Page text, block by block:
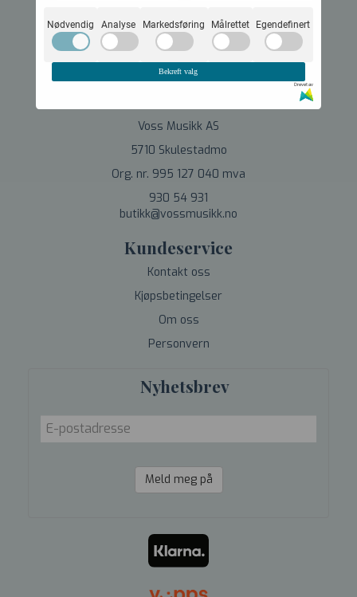
© 2026 Voss Musikk AS - Powered byMystore.no
Voss Musikk AS
5710 Skulestadmo
Org. nr. 995 127 040 mva
930 54 931
butikk@vossmusikk.no
Kundeservice
Kontakt oss
Kjøpsbetingelser
Om oss
Personvern
Nyhetsbrev
Meld meg på
Nødvendig Analyse Markedsføring Målrettet Egendefinert
Bekreft valg
Drevet av